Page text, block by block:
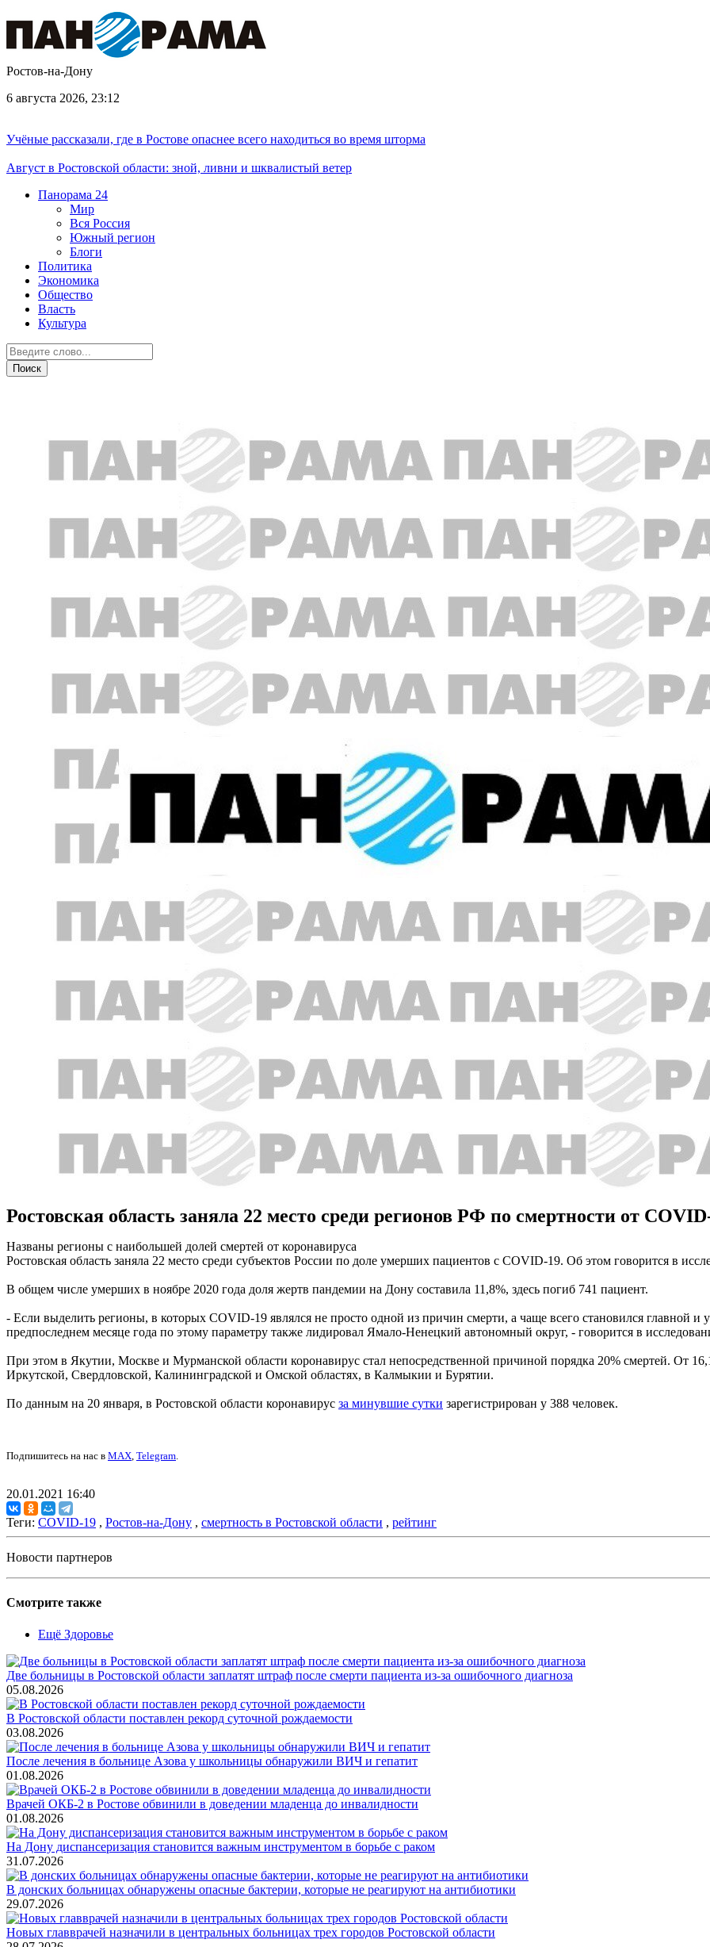
Ростов-на-Дону
6 августа 2026, 23:12
Учёные рассказали, где в Ростове опаснее всего находиться во время шторма
Август в Ростовской области: зной, ливни и шквалистый ветер
Панорама 24
Мир
Вся Россия
Южный регион
Блоги
Политика
Экономика
Общество
Власть
Культура
Ростовская область заняла 22 место среди регионов РФ по смертности от
Названы регионы с наибольшей долей смертей от коронавируса
Ростовская область заняла 22 место среди субъектов России по доле умерших пациентов с COVID-19. Об этом говорится в
В общем числе умерших в ноябре 2020 года доля жертв пандемии на Дону составила 11,8%, здесь погиб 741 пациент.
- Если выделить регионы, в которых COVID-19 являлся не просто одной из причин смерти, а чаще всего становился главной и
предпоследнем месяце года по этому параметру также лидировал Ямало-Hенецкий автономный округ, - говорится в
При этом в Якутии, Москве и Мурманской области коронавирус стал непосредственной причиной порядка 20% смертей. От
Иркутской, Свердловской, Калининградской и Омской областях, в Калмыкии и Бурятии.
По данным на 20 января, в Ростовской области коронавирус за минувшие сутки зарегистрирован у 388 человек.
Подпишитесь на нас в MAX, Telegram.
20.01.2021 16:40
Теги: COVID-19 , Ростов-на-Дону , смертность в Ростовской области , рейтинг
Новости партнеров
Смотрите также
Ещё Здоровье
Две больницы в Ростовской области заплатят штраф после смерти пациента из-за ошибочного диагноза
05.08.2026
В Ростовской области поставлен рекорд суточной рождаемости
03.08.2026
После лечения в больнице Азова у школьницы обнаружили ВИЧ и гепатит
01.08.2026
Врачей ОКБ-2 в Ростове обвинили в доведении младенца до инвалидности
01.08.2026
На Дону диспансеризация становится важным инструментом в борьбе с раком
31.07.2026
В донских больницах обнаружены опасные бактерии, которые не реагируют на антибиотики
29.07.2026
Новых главврачей назначили в центральных больницах трех городов Ростовской области